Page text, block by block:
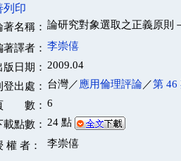
列印
著名稱： 論研究對象選取之正義原則
著譯者： 李崇僖
版日期： 2009.04
登出處： 台灣／ 應用倫理評論／第 46
數： 6
載點數： 24 點
權 者：
李崇僖